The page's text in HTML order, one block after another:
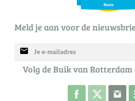
Meld je aan voor de
mail
Volg de Buik van Rotterdam
Volg de Buik op
Volg de